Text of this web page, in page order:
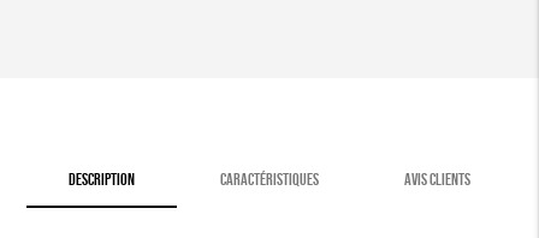
DESCRIPTION CARACTÉRISTIQUES AVIS CLIENTS